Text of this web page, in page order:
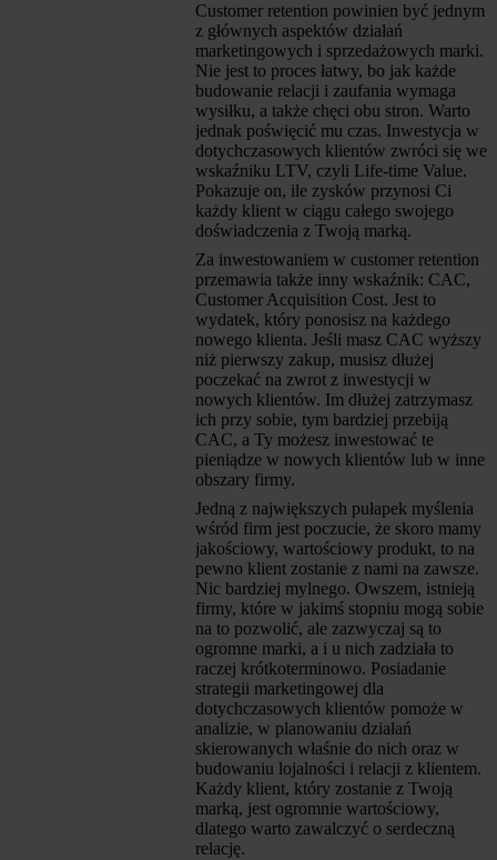
Customer retention powinien być jednym
z głównych aspektów działań
marketingowych i sprzedażowych marki.
Nie jest to proces łatwy, bo jak każde
budowanie relacji i zaufania wymaga
wysiłku, a także chęci obu stron. Warto
jednak poświęcić mu czas. Inwestycja w
dotychczasowych klientów zwróci się we
wskaźniku LTV, czyli Life-time Value.
Pokazuje on, ile zysków przynosi Ci
każdy klient w ciągu całego swojego
doświadczenia z Twoją marką.
Za inwestowaniem w customer retention
przemawia także inny wskaźnik: CAC,
Customer Acquisition Cost. Jest to
wydatek, który ponosisz na każdego
nowego klienta. Jeśli masz CAC wyższy
niż pierwszy zakup, musisz dłużej
poczekać na zwrot z inwestycji w
nowych klientów. Im dłużej zatrzymasz
ich przy sobie, tym bardziej przebiją
CAC, a Ty możesz inwestować te
pieniądze w nowych klientów lub w inne
obszary firmy.
Jedną z największych pułapek myślenia
wśród firm jest poczucie, że skoro mamy
jakościowy, wartościowy produkt, to na
pewno klient zostanie z nami na zawsze.
Nic bardziej mylnego. Owszem, istnieją
firmy, które w jakimś stopniu mogą sobie
na to pozwolić, ale zazwyczaj są to
ogromne marki, a i u nich zadziała to
raczej krótkoterminowo. Posiadanie
strategii marketingowej dla
dotychczasowych klientów pomoże w
analizie, w planowaniu działań
skierowanych właśnie do nich oraz w
budowaniu lojalności i relacji z klientem.
Każdy klient, który zostanie z Twoją
marką, jest ogromnie wartościowy,
dlatego warto zawalczyć o serdeczną
relację.